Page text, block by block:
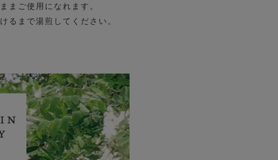
まご使用になれます。
るまで湯煎してください。